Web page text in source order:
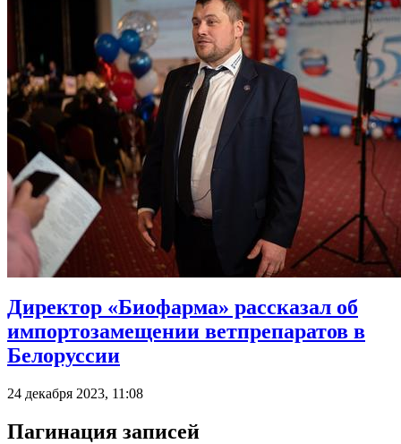
Директор «Биофарма» рассказал об
импортозамещении ветпрепаратов в
Белоруссии
24 декабря 2023, 11:08
Пагинация записей